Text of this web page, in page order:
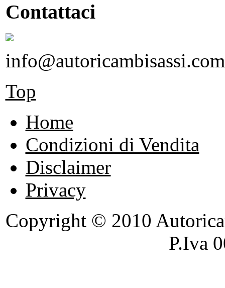
Contattaci
info@autoricambisassi.com
Top
Home
Condizioni di Vendita
Disclaimer
Privacy
Copyright © 2010
P.Iva